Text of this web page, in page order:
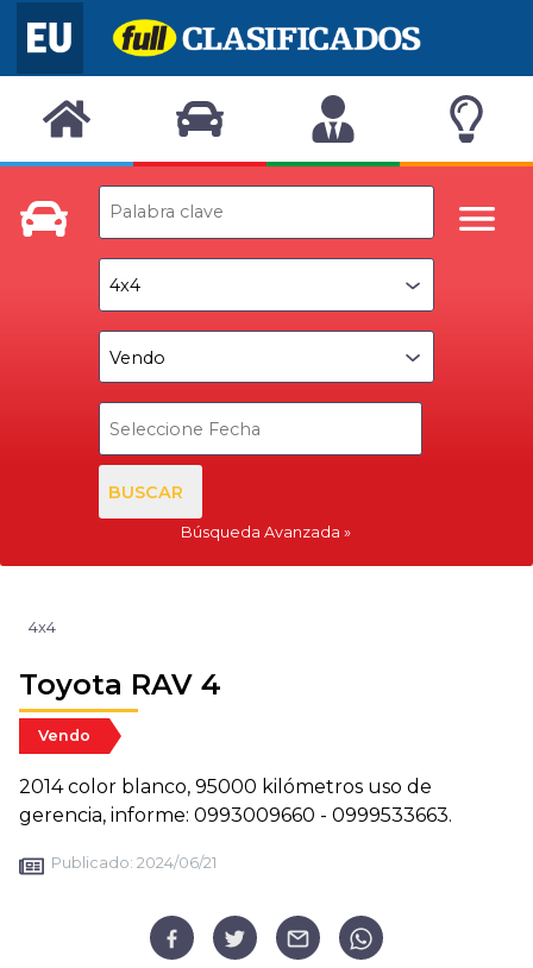
BUSCAR
Búsqueda Avanzada
4x4
Toyota RAV 4
Vendo
2014 color blanco, 95000 kilómetros uso de
gerencia, informe: 0993009660 - 0999533663.
Publicado: 2024/06/21